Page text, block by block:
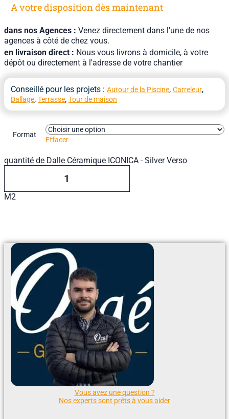
A votre disposition dès maintenant
dans nos Agences : Venez directement dans l'une de nos
agences à côté de chez vous.
en livraison direct : Nous vous livrons à domicile, à votre
dépôt ou directement à l'adresse de votre chantier
Conseillé pour les projets : Autour de la Piscine, Carreleur,
Dallage, Terrasse, Tour de maison
Format
Effacer
quantité de Dalle Céramique ICONICA - Silver Verso
M2
Vous avez une question ?
Nos experts sont prêts à vous aider